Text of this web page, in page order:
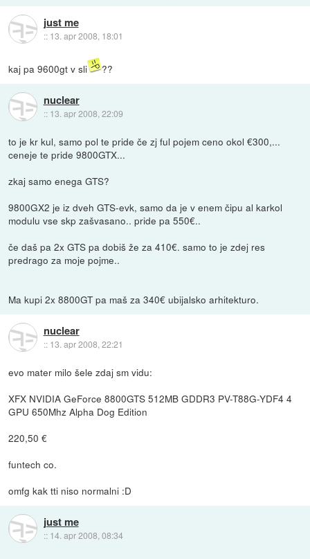
just me
:: 13. apr 2008, 18:01
kaj pa 9600gt v sli ??
nuclear
:: 13. apr 2008, 22:09
to je kr kul, samo pol te pride če zj ful pojem ceno okol €300,...
ceneje te pride 9800GTX...
zkaj samo enega GTS?
9800GX2 je iz dveh GTS-evk, samo da je v enem čipu al karkol
modulu vse skp zašvasano.. pride pa 550€..
če daš pa 2x GTS pa dobiš že za 410€. samo to je zdej res
predrago za moje pojme..
Ma kupi 2x 8800GT pa maš za 340€ ubijalsko arhitekturo.
nuclear
:: 13. apr 2008, 22:21
evo mater milo šele zdaj sm vidu:
XFX NVIDIA GeForce 8800GTS 512MB GDDR3 PV-T88G-YDF4 4
GPU 650Mhz Alpha Dog Edition
220,50 €
funtech co.
omfg kak tti niso normalni :D
just me
:: 14. apr 2008, 08:34